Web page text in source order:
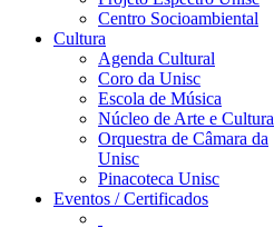
Centro Socioambiental
Cultura
Agenda Cultural
Coro da Unisc
Escola de Música
Núcleo de Arte e Cultura
Orquestra de Câmara da
Unisc
Pinacoteca Unisc
Eventos / Certificados